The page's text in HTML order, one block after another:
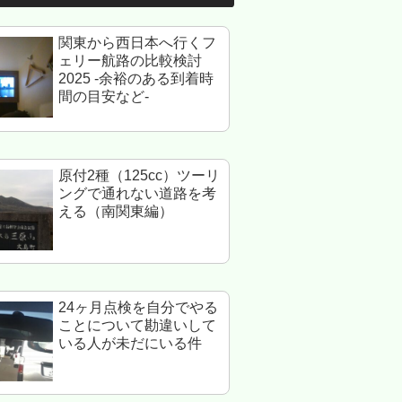
関東から西日本へ行くフ
ェリー航路の比較検討
2025 -余裕のある到着時
間の目安など-
原付2種（125cc）ツーリ
ングで通れない道路を考
える（南関東編）
24ヶ月点検を自分でやる
ことについて勘違いして
いる人が未だにいる件